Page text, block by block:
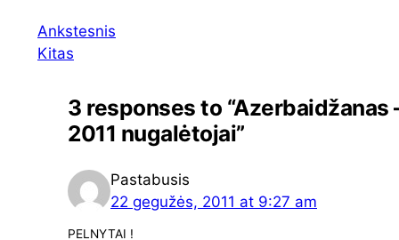
Ankstesnis
Kitas
3 responses to “Azerbaidžanas
2011 nugalėtojai”
Pastabusis
22 gegužės, 2011 at 9:27 am
PELNYTAI !